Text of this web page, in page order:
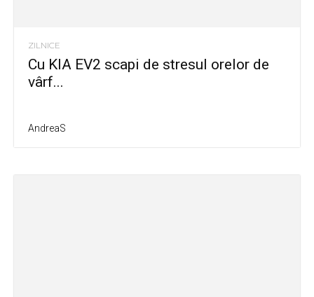
ZILNICE
Cu KIA EV2 scapi de stresul orelor de
vârf...
AndreaS